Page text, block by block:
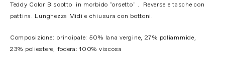
Teddy Color Biscotto in morbido "orsetto" . Reverse e tasche con
pattina. Lunghezza Midi e chiusura con bottoni.
Composizione: principale: 50% lana vergine, 27% poliammide,
23% poliestere; fodera: 100% viscosa